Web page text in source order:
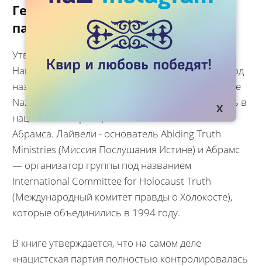
Геи управляли нацистской
партией
Утверждение о геях, контролировавших
Нацистскую партию взято из книги 1995 года под
названием The Pink Swastika: Homosexuality in the
Nazi Party (Розовая свастика: гомосексуальность в
нацистской партии) Скотта Лайвели и Кевина
Абрамса. Лайвели - основатель Abiding Truth
Ministries (Миссия Послушания Истине) и Абрамс
— организатор группы под названием
International Committee for Holocaust Truth
(Международный комитет правды о Холокосте),
которые объединились в 1994 году.
В книге утверждается, что на самом деле
«нацистская партия полностью контролировалась